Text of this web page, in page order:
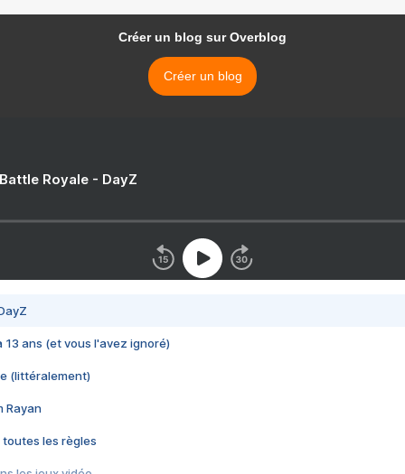
Créer un blog sur Overblog
Créer un blog
Royale - DayZ
13 ans (et vous l'avez ignoré)
(littéralement)
Rayan
toutes les règles